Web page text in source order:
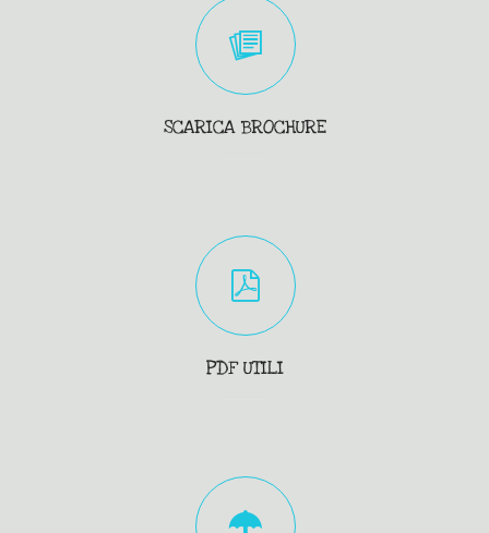
SCARICA BROCHURE
PDF UTILI